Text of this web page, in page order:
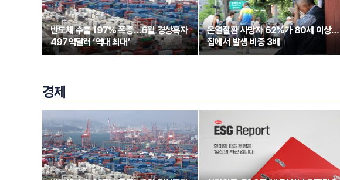
반도체 수출 197% 폭증…6월 경상흑자
497억달러 ‘역대 최대’
온열질환 사망자 62%가 80세 이상…
집에서 발생 비중 3배
경제